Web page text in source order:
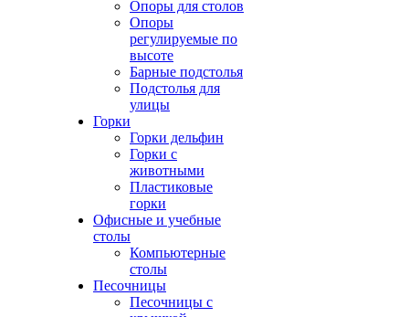
Опоры для столов
Опоры
регулируемые по
высоте
Барные подстолья
Подстолья для
улицы
Горки
Горки дельфин
Горки с
животными
Пластиковые
горки
Офисные и учебные
столы
Компьютерные
столы
Песочницы
Песочницы с